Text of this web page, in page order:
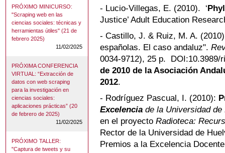
PRÓXIMO MINICURSO:
"Scraping web en las
ciencias sociales: técnicas y
herramientas útiles" (21 de
febrero 2025)
11/02/2025
PRÓXIMA CONFERENCIA
VIRTUAL: “Extracción de
datos con web scraping
para la investigación en
ciencias sociales:
aplicaciones prácticas” (20
de febrero de 2025)
11/02/2025
PRÓXIMO TALLER:
"Captura de tweets y su
- Lucio-Villegas, E. (2010). ‘
Justice’ Adult Education
- Castillo, J. & Ruiz, M. A.
españolas. El caso andaluz".
0034-9712), 25 p. DOI:10.3989/
de 2010 de la Asociación
2012.
- Rodríguez Pascual, I. (2010):
Excelenciade la Universidad de
en el proyectoRadioteca:
Rector de la Universidad de
Premios a la Excelencia